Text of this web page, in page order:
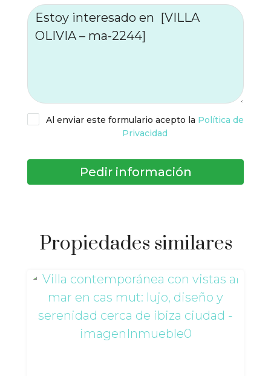
Al enviar este formulario acepto la Política de
Privacidad
Pedir información
Propiedades similares